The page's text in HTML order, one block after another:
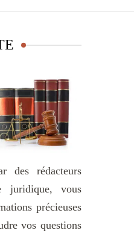
des rédacteurs
juridique, vous
précieuses
vos questions